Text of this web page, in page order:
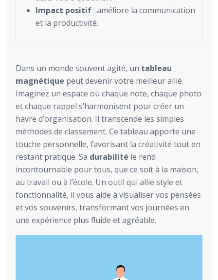
Impact positif: améliore la communication
et la productivité.
Dans un monde souvent agité, un tableau
magnétique peut devenir votre meilleur allié.
Imaginez un espace où chaque note, chaque photo
et chaque rappel s’harmonisent pour créer un
havre d’organisation. Il transcende les simples
méthodes de classement. Ce tableau apporte une
touche personnelle, favorisant la créativité tout en
restant pratique. Sa durabilité le rend
incontournable pour tous, que ce soit à la maison,
au travail ou à l’école. Un outil qui allie style et
fonctionnalité, il vous aide à visualiser vos pensées
et vos souvenirs, transformant vos journées en
une expérience plus fluide et agréable.